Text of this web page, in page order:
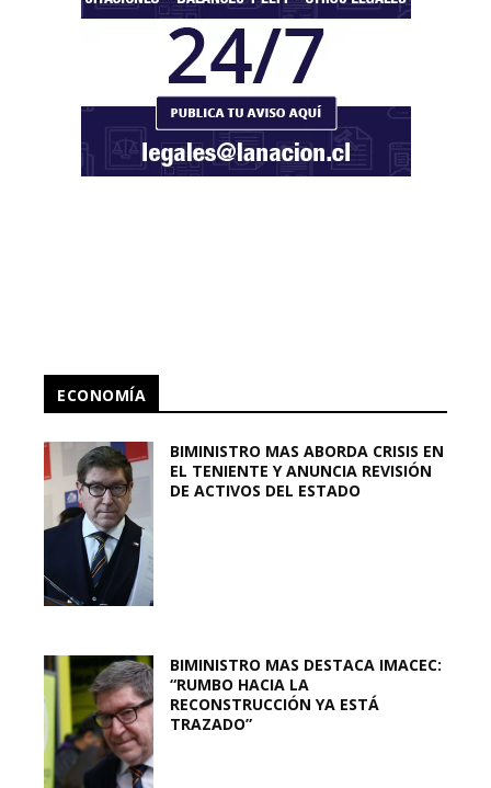
ECONOMÍA
BIMINISTRO MAS ABORDA CRISIS EN
EL TENIENTE Y ANUNCIA REVISIÓN
DE ACTIVOS DEL ESTADO
BIMINISTRO MAS DESTACA IMACEC:
“RUMBO HACIA LA
RECONSTRUCCIÓN YA ESTÁ
TRAZADO”